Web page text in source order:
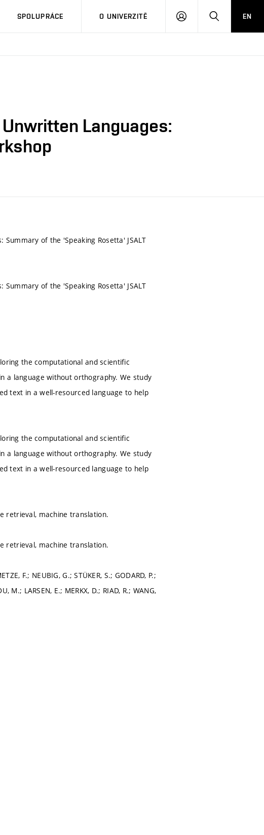
SPOLUPRÁCE O UNIVERZITĚ
PŘIHLÁSIT HLEDATEN
Languages:
of the 'Speaking Rosetta' JSALT
of the 'Speaking Rosetta' JSALT
the computational and scientific
a language without orthography. We study
text in a well-resourced language to help
the computational and scientific
a language without orthography. We study
text in a well-resourced language to help
retrieval, machine translation.
retrieval, machine translation.
F.; NEUBIG, G.; STÜKER, S.; GODARD, P.;
M.; LARSEN, E.; MERKX, D.; RIAD, R.; WANG,